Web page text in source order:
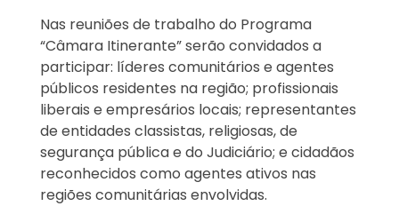
Nas reuniões de trabalho do Programa
“Câmara Itinerante” serão convidados a
participar: líderes comunitários e agentes
públicos residentes na região; profissionais
liberais e empresários locais; representantes
de entidades classistas, religiosas, de
segurança pública e do Judiciário; e cidadãos
reconhecidos como agentes ativos nas
regiões comunitárias envolvidas.